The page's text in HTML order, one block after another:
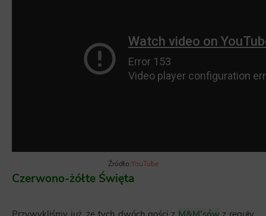
Źródło:YouTube
Czerwono-żółte Święta